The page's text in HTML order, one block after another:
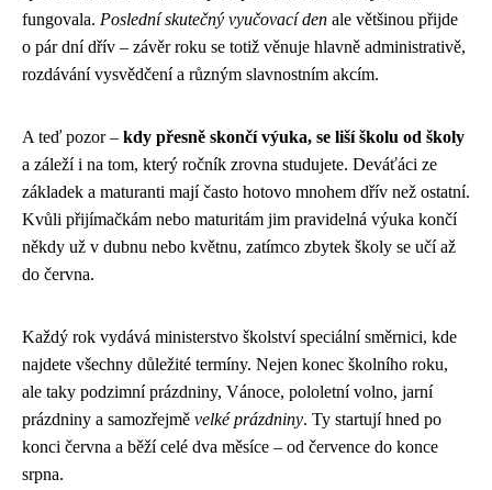
fungovala. Poslední skutečný vyučovací den ale většinou přijde
o pár dní dřív – závěr roku se totiž věnuje hlavně administrativě,
rozdávání vysvědčení a různým slavnostním akcím.
A teď pozor – kdy přesně skončí výuka, se liší školu od školy
a záleží i na tom, který ročník zrovna studujete. Deváťáci ze
základek a maturanti mají často hotovo mnohem dřív než ostatní.
Kvůli přijímačkám nebo maturitám jim pravidelná výuka končí
někdy už v dubnu nebo květnu, zatímco zbytek školy se učí až
do června.
Každý rok vydává ministerstvo školství speciální směrnici, kde
najdete všechny důležité termíny. Nejen konec školního roku,
ale taky podzimní prázdniny, Vánoce, pololetní volno, jarní
prázdniny a samozřejmě velké prázdniny. Ty startují hned po
konci června a běží celé dva měsíce – od července do konce
srpna.